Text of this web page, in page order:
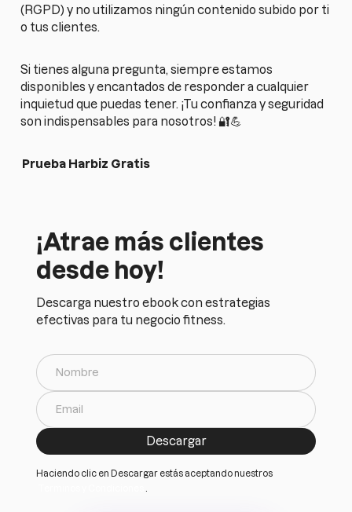
(RGPD) y no utilizamos ningún contenido subido por ti
o tus clientes.
Si tienes alguna pregunta, siempre estamos
disponibles y encantados de responder a cualquier
inquietud que puedas tener. ¡Tu confianza y seguridad
son indispensables para nosotros! 🔐💪
Prueba Harbiz Gratis
¡Atrae más clientes
desde hoy!
Descarga nuestro ebook con estrategias
efectivas para tu negocio fitness.
Haciendo clic en Descargar estás aceptando nuestros